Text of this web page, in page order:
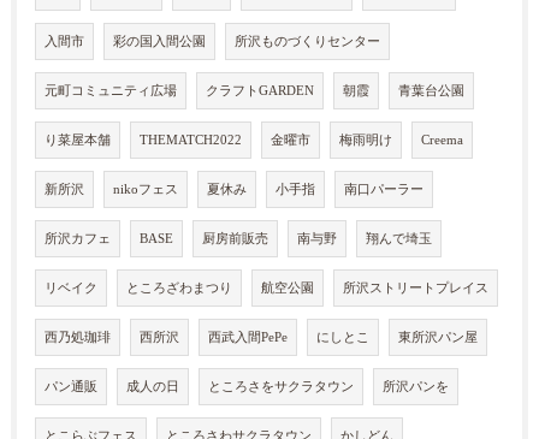
入間市 彩の国入間公園 所沢ものづくりセンター
元町コミュニティ広場 クラフトGARDEN 朝霞 青葉台公園
り菜屋本舗 THEMATCH2022 金曜市 梅雨明け Creema
新所沢 nikoフェス 夏休み 小手指 南口パーラー
所沢カフェ BASE 厨房前販売 南与野 翔んで埼玉
リベイク ところざわまつり 航空公園 所沢ストリートプレイス
西乃処珈琲 西所沢 西武入間PePe にしとこ 東所沢パン屋
パン通販 成人の日 ところさをサクラタウン 所沢パンを
とこらぶフェス ところさわサクラタウン かしどん